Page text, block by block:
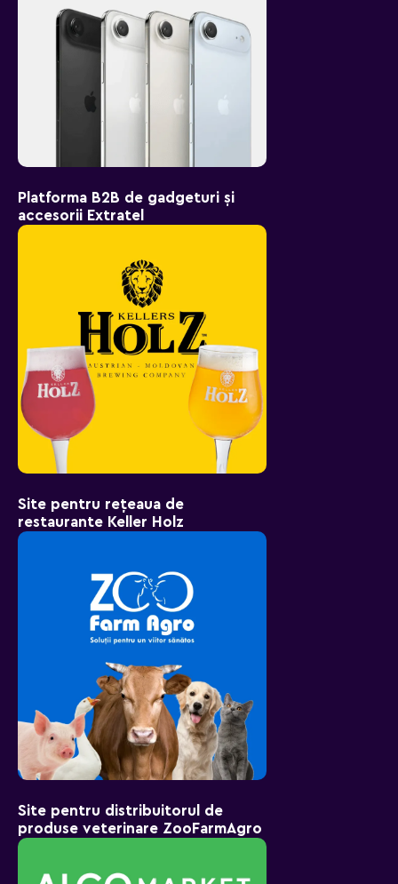
Platforma B2B de gadgeturi și
accesorii Extratel
Site pentru rețeaua de
restaurante Keller Holz
Site pentru distribuitorul de
produse veterinare ZooFarmAgro